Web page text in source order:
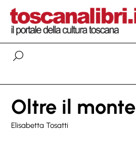
Oltre il monte
Elisabetta Tosatti